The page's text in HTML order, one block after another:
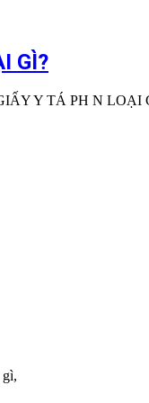
GÌ?
Y TÁ PH N LOẠI